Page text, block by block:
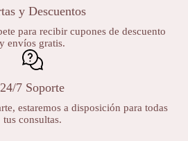
y Descuentos
para recibir cupones de descuento
y envíos gratis.
24/7 Soporte
estaremos a disposición para todas
tus consultas.